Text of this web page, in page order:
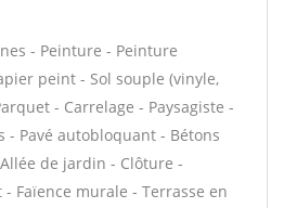
- Peinture - Peinture
peint - Sol souple (vinyle,
- Carrelage - Paysagiste -
- Pavé autobloquant - Bétons
de jardin - Clôture -
Faïence murale - Terrasse en